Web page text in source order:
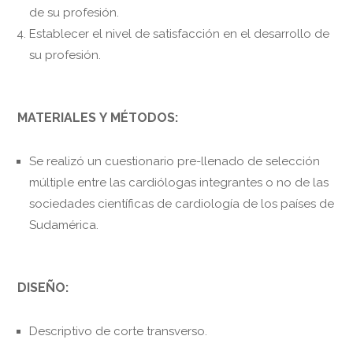
de su profesión.
Establecer el nivel de satisfacción en el desarrollo de
su profesión.
MATERIALES Y MÉTODOS:
Se realizó un cuestionario pre-llenado de selección
múltiple entre las cardiólogas integrantes o no de las
sociedades científicas de cardiología de los países de
Sudamérica.
DISEÑO:
Descriptivo de corte transverso.